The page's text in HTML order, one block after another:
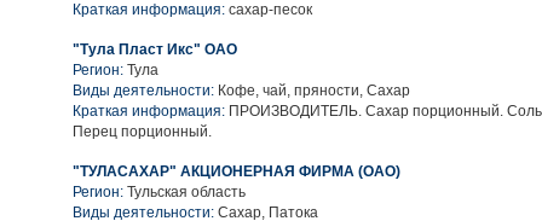
Краткая информация: сахар-песок
"Тула Пласт Икс" ОАО
Регион: Тула
Виды деятельности: Кофе, чай, пряности, Сахар
Краткая информация: ПРОИЗВОДИТЕЛЬ. Сахар порционный. Соль
Перец порционный.
"ТУЛАСАХАР" АКЦИОНЕРНАЯ ФИРМА (ОАО)
Регион: Тульская область
Виды деятельности: Сахар, Патока